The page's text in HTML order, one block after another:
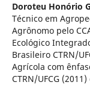
Doroteu Honório
Técnico em
Agrônomo pelo
Ecológico
Brasileiro CTRN/
Agrícola com
CTRN/UFCG